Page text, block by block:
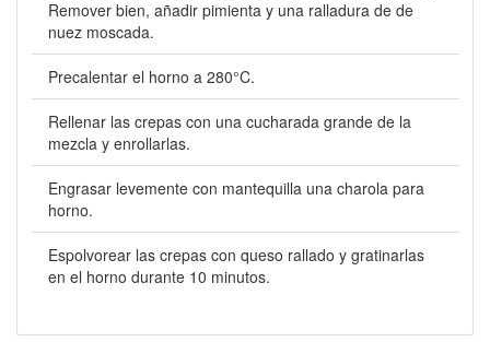
Remover bien, añadir pimienta y una ralladura de de
nuez moscada.
Precalentar el horno a 280°C.
Rellenar las crepas con una cucharada grande de la
mezcla y enrollarlas.
Engrasar levemente con mantequilla una charola para
horno.
Espolvorear las crepas con queso rallado y gratinarlas
en el horno durante 10 minutos.